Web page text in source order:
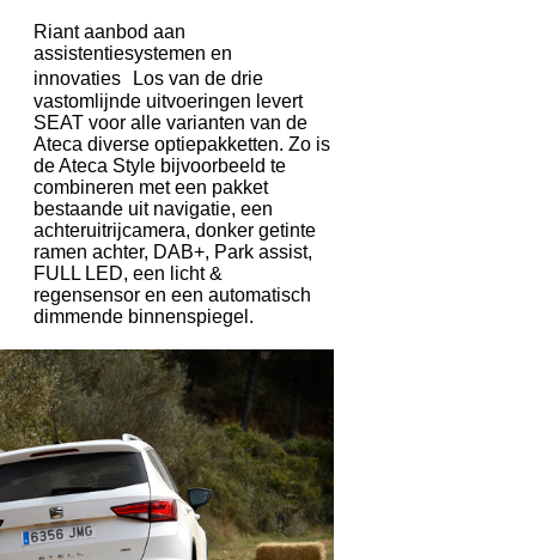
Riant aanbod aan
assistentiesystemen en
innovaties Los van de drie
vastomlijnde uitvoeringen levert
SEAT voor alle varianten van de
Ateca diverse optiepakketten. Zo is
de Ateca Style bijvoorbeeld te
combineren met een pakket
bestaande uit navigatie, een
achteruitrijcamera, donker getinte
ramen achter, DAB+, Park assist,
FULL LED, een licht &
regensensor en een automatisch
dimmende binnenspiegel.